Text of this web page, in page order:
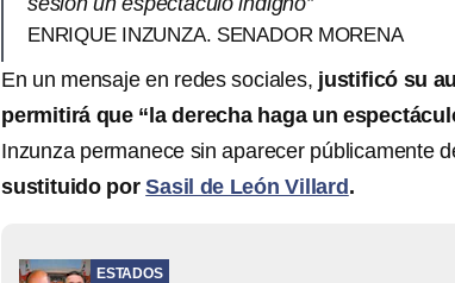
ENRIQUE INZUNZA. SENADOR MORENA
En un mensaje en redes sociales, justificó su
permitirá que “la derecha haga un
Inzunza permanece sin aparecer públicamente
sustituido porSasil de León Villard .
ESTADOS